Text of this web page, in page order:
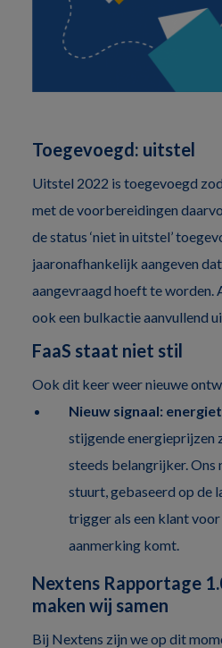
Toegevoegd: uitstel
Uitstel 2022 is toegevoegd
met de voorbereidingen
de status ‘niet in uitstel’
jaaronafhankelijk aangeven
aangevraagd hoeft te worden.
ook een bulkactie aanvullend
FaaS staat niet stil
Ook dit keer weer nieuwe
Nieuw signaal:
stijgende energieprijzen
steeds belangrijker. Ons
stuurt, gebaseerd op de
trigger als een klant voor
aanmerking komt.
Nextens Rapportage
maken wij samen
Bij Nextens zijn we op dit